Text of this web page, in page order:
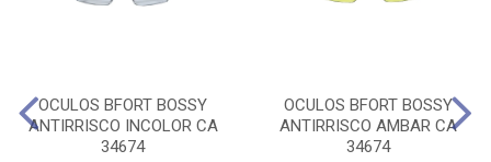
OCULOS BFORT BOSSY
ANTIRRISCO INCOLOR CA
34674
OCULOS BFORT BOSSY
ANTIRRISCO AMBAR CA
34674